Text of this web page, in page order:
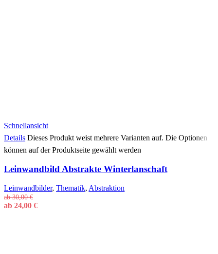
Schnellansicht
Details Dieses Produkt weist mehrere Varianten auf. Die Optionen
können auf der Produktseite gewählt werden
Leinwandbild Abstrakte Winterlanschaft
Leinwandbilder, Thematik, Abstraktion
ab30,00€
ab 24,00 €